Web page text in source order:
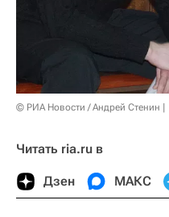
© РИА Новости / Андрей Стенин
Читать ria.ru в
Дзен МАКС